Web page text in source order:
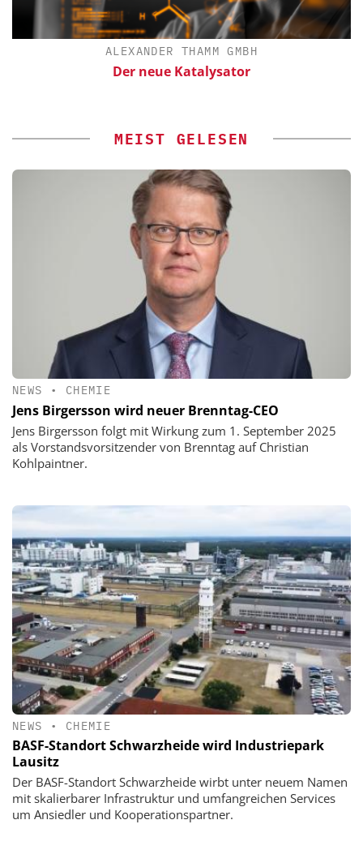
ALEXANDER THAMM GMBH
Der neue Katalysator
MEIST GELESEN
NEWS • CHEMIE
Jens Birgersson wird neuer Brenntag-CEO
Jens Birgersson folgt mit Wirkung zum 1. September 2025
als Vorstandsvorsitzender von Brenntag auf Christian
Kohlpaintner.
NEWS • CHEMIE
BASF-Standort Schwarzheide wird Industriepark
Lausitz
Der BASF-Standort Schwarzheide wirbt unter neuem Namen
mit skalierbarer Infrastruktur und umfangreichen Services
um Ansiedler und Kooperationspartner.